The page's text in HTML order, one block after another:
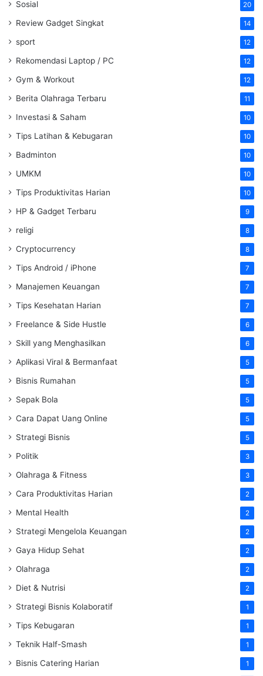
Sosial 20
Review Gadget Singkat 14
sport 12
Rekomendasi Laptop / PC 12
Gym & Workout 12
Berita Olahraga Terbaru 11
Investasi & Saham 10
Tips Latihan & Kebugaran 10
Badminton 10
UMKM 10
Tips Produktivitas Harian 10
HP & Gadget Terbaru 9
religi 8
Cryptocurrency 8
Tips Android / iPhone 7
Manajemen Keuangan 7
Tips Kesehatan Harian 7
Freelance & Side Hustle 6
Skill yang Menghasilkan 6
Aplikasi Viral & Bermanfaat 5
Bisnis Rumahan 5
Sepak Bola 5
Cara Dapat Uang Online 5
Strategi Bisnis 5
Politik 3
Olahraga & Fitness 3
Cara Produktivitas Harian 2
Mental Health 2
Strategi Mengelola Keuangan 2
Gaya Hidup Sehat 2
Olahraga 2
Diet & Nutrisi 2
Strategi Bisnis Kolaboratif 1
Tips Kebugaran 1
Teknik Half-Smash 1
Bisnis Catering Harian 1